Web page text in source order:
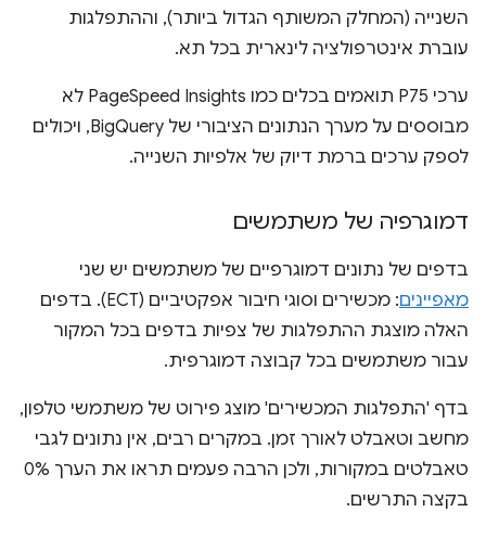
השנייה (המחלק המשותף הגדול ביותר), וההתפלגות
עוברת אינטרפולציה לינארית בכל תא.
ערכי P75 תואמים בכלים כמו PageSpeed Insights לא
מבוססים על מערך הנתונים הציבורי של BigQuery, ויכולים
לספק ערכים ברמת דיוק של אלפיות השנייה.
דמוגרפיה של משתמשים
בדפים של נתונים דמוגרפיים של משתמשים יש שני
מאפיינים
: מכשירים וסוגי חיבור אפקטיביים (ECT). בדפים
האלה מוצגת ההתפלגות של צפיות בדפים בכל המקור
עבור משתמשים בכל קבוצה דמוגרפית.
בדף 'התפלגות המכשירים' מוצג פירוט של משתמשי טלפון,
מחשב וטאבלט לאורך זמן. במקרים רבים, אין נתונים לגבי
טאבלטים במקורות, ולכן הרבה פעמים תראו את הערך 0%
בקצה התרשים.